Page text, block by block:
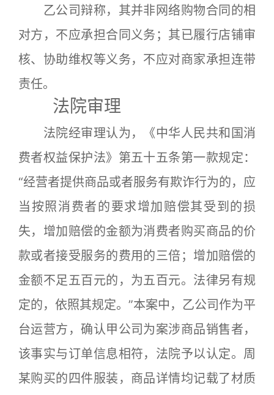
乙公司辩称，其并非网络购物合同的相
对方，不应承担合同义务；其已履行店铺审
核、协助维权等义务，不应对商家承担连带
责任。
法院审理
法院经审理认为，《中华人民共和国消
费者权益保护法》第五十五条第一款规定：
“经营者提供商品或者服务有欺诈行为的，应
当按照消费者的要求增加赔偿其受到的损
失，增加赔偿的金额为消费者购买商品的价
款或者接受服务的费用的三倍；增加赔偿的
金额不足五百元的，为五百元。法律另有规
定的，依照其规定。”本案中，乙公司作为平
台运营方，确认甲公司为案涉商品销售者，
该事实与订单信息相符，法院予以认定。周
某购买的四件服装，商品详情均记载了材质